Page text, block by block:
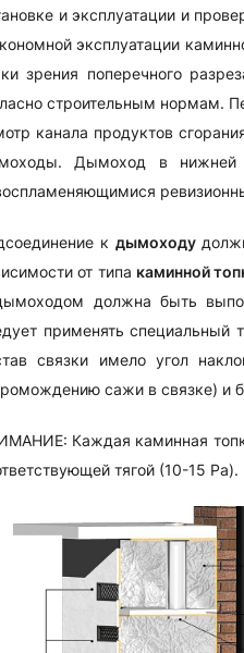
и эксплуатации и
эксплуатации
зрения поперечного
строительным нормам.
канала продуктов
Дымоход в нижней
к дымоходу
от типа каминной
должна быть
применять специальный
связки имело угол
сажи в связке) и
Каждая каминная
тягой (10-15 Pa).